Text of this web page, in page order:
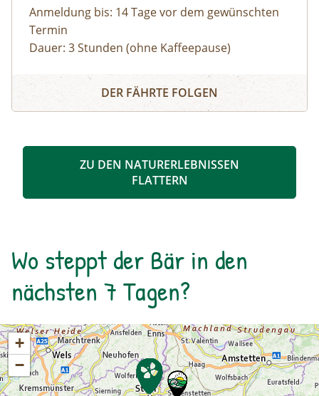
Anmeldung bis: 14 Tage vor dem gewünschten
Termin
Dauer: 3 Stunden (ohne Kaffeepause)
Gesäuse mit Nationalpark Ranger:in – wilde
Natur und besondere Orte.
Gstatterboden möglich (nicht im Preis
Panoramarundfahrt im Nationalpark Gesäuse
DER FÄHRTE FOLGEN
ZU DEN NATURERLEBNISSEN
FLATTERN
Wo steppt der Bär in den
nächsten 7 Tagen?
+
−